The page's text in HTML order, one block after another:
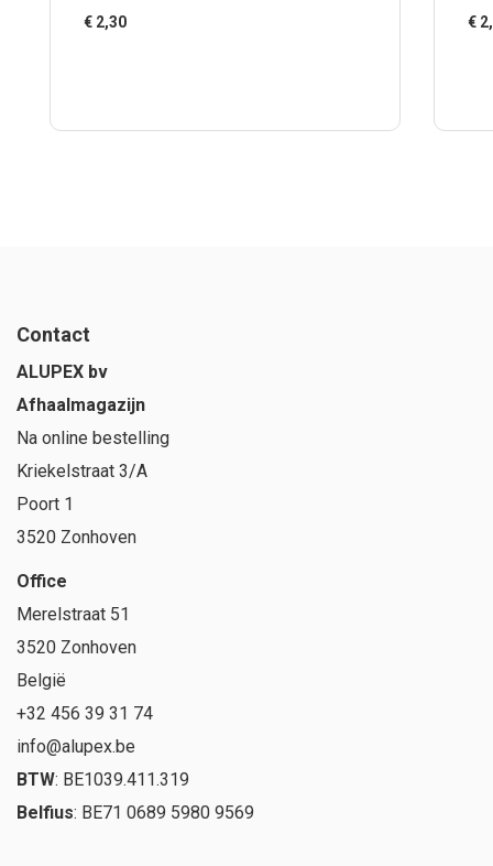
€ 2,30 €
Contact
ALUPEX bv
Afhaalmagazijn
Na online bestelling
Kriekelstraat 3/A
Poort 1
3520 Zonhoven
Office
Merelstraat 51
3520 Zonhoven
België
+32 456 39 31 74
info@alupex.be
BTW: BE1039.411.319
Belfius: BE71 0689 5980 9569